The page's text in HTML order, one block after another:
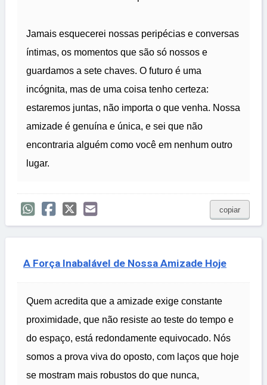
Jamais esquecerei nossas peripécias e conversas
íntimas, os momentos que são só nossos e
guardamos a sete chaves. O futuro é uma
incógnita, mas de uma coisa tenho certeza:
estaremos juntas, não importa o que venha. Nossa
amizade é genuína e única, e sei que não
encontraria alguém como você em nenhum outro
lugar.
copiar
A Força Inabalável de Nossa Amizade Hoje
Quem acredita que a amizade exige constante
proximidade, que não resiste ao teste do tempo e
do espaço, está redondamente equivocado. Nós
somos a prova viva do oposto, com laços que hoje
se mostram mais robustos do que nunca,